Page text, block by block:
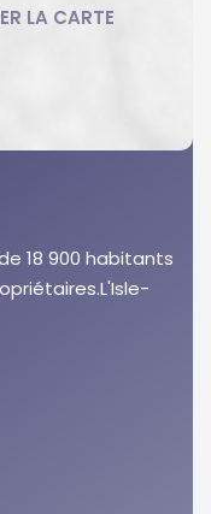
18 900 habitants